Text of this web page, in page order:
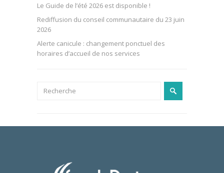
Le Guide de l’été 2026 est disponible !
Rediffusion du conseil communautaire du 23 juin
2026
Alerte canicule : changement ponctuel des
horaires d’accueil de nos services